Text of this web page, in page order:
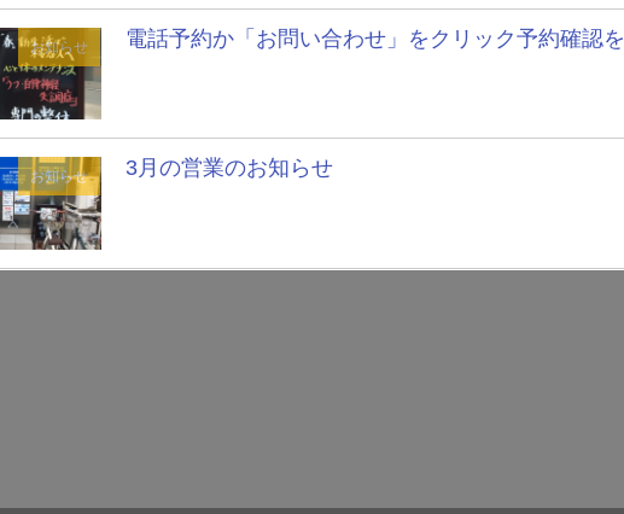
お知らせ 電話予約か「お問い合わせ」をクリック予約確認を
お知らせ 3月の営業のお知らせ